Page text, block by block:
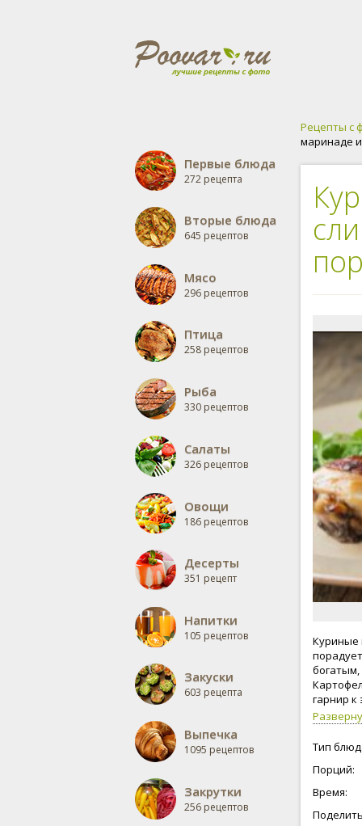
Первые блюда
272 рецепта
Вторые блюда
645 рецептов
Мясо
296 рецептов
Птица
258 рецептов
Рыба
330 рецептов
Салаты
326 рецептов
Овощи
186 рецептов
Десерты
351 рецепт
Напитки
105 рецептов
Закуски
603 рецепта
Выпечка
1095 рецептов
Закрутки
256 рецептов
Рецепты с
маринаде
Куриные
богатым,
гарнир к
Тип
Порций:
Время: